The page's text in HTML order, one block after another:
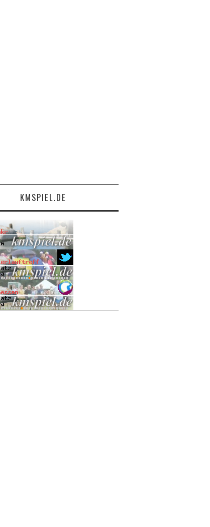
KMSPIEL.DE